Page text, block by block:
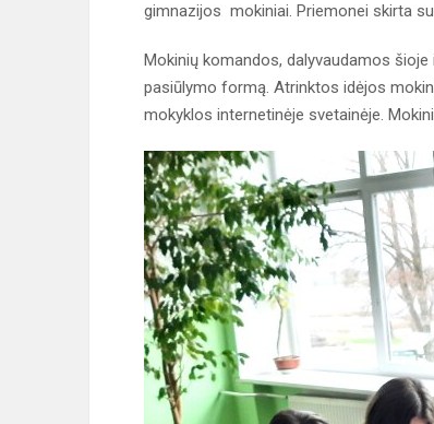
gimnazijos mokiniai. Priemonei skirta
Mokinių komandos, dalyvaudamos
pasiūlymo formą. Atrinktos idėjos
mokyklos internetinėje svetainėje.